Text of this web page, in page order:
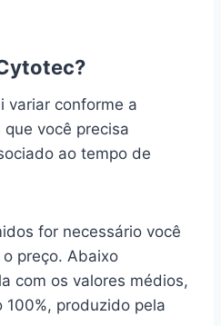
variar conforme a
você precisa
ao tempo de
for necessário você
preço. Abaixo
com os valores médios,
produzido pela